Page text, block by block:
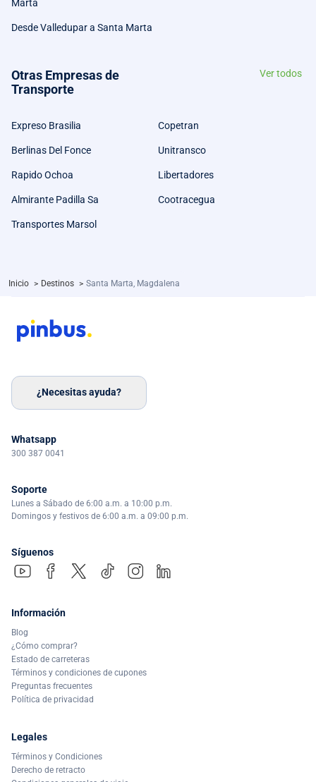
Marta
Desde Valledupar a Santa Marta
Otras Empresas de
Transporte
Ver todos
Expreso Brasilia Copetran
Berlinas Del Fonce Unitransco
Rapido Ochoa Libertadores
Almirante Padilla Sa Cootracegua
Transportes Marsol
Inicio > Destinos > Santa Marta, Magdalena
¿Necesitas ayuda?
Whatsapp
300 387 0041
Soporte
Lunes a Sábado de 6:00 a.m. a 10:00 p.m.
Domingos y festivos de 6:00 a.m. a 09:00 p.m.
Síguenos
Información
Blog
¿Cómo comprar?
Estado de carreteras
Términos y condiciones de cupones
Preguntas frecuentes
Política de privacidad
Legales
Términos y Condiciones
Derecho de retracto